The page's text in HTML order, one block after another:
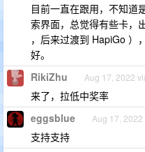
目前一直在跟用，不知道
索界面，总觉得有些卡，
，后来过渡到 HapiGo ）
好。
RikiZhu Aug 17, 2022
来了，拉低中奖率
eggsblue Aug 17, 2022
支持支持